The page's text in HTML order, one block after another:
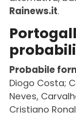
Rainews.it.
Probabile
Diogo Costa;
Neves,
Cristiano